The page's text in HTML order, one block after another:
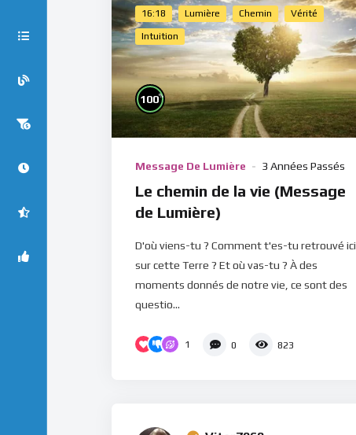
16:18 Lumière Chemin Vérité
Intuition
100%
Message De Lumière 3 Années Passés
Le chemin de la vie (Message
de Lumière)
D'où viens-tu ? Comment t'es-tu retrouvé ici,
sur cette Terre ? Et où vas-tu ? À des
moments donnés de notre vie, ce sont des
questio...
1 0 823